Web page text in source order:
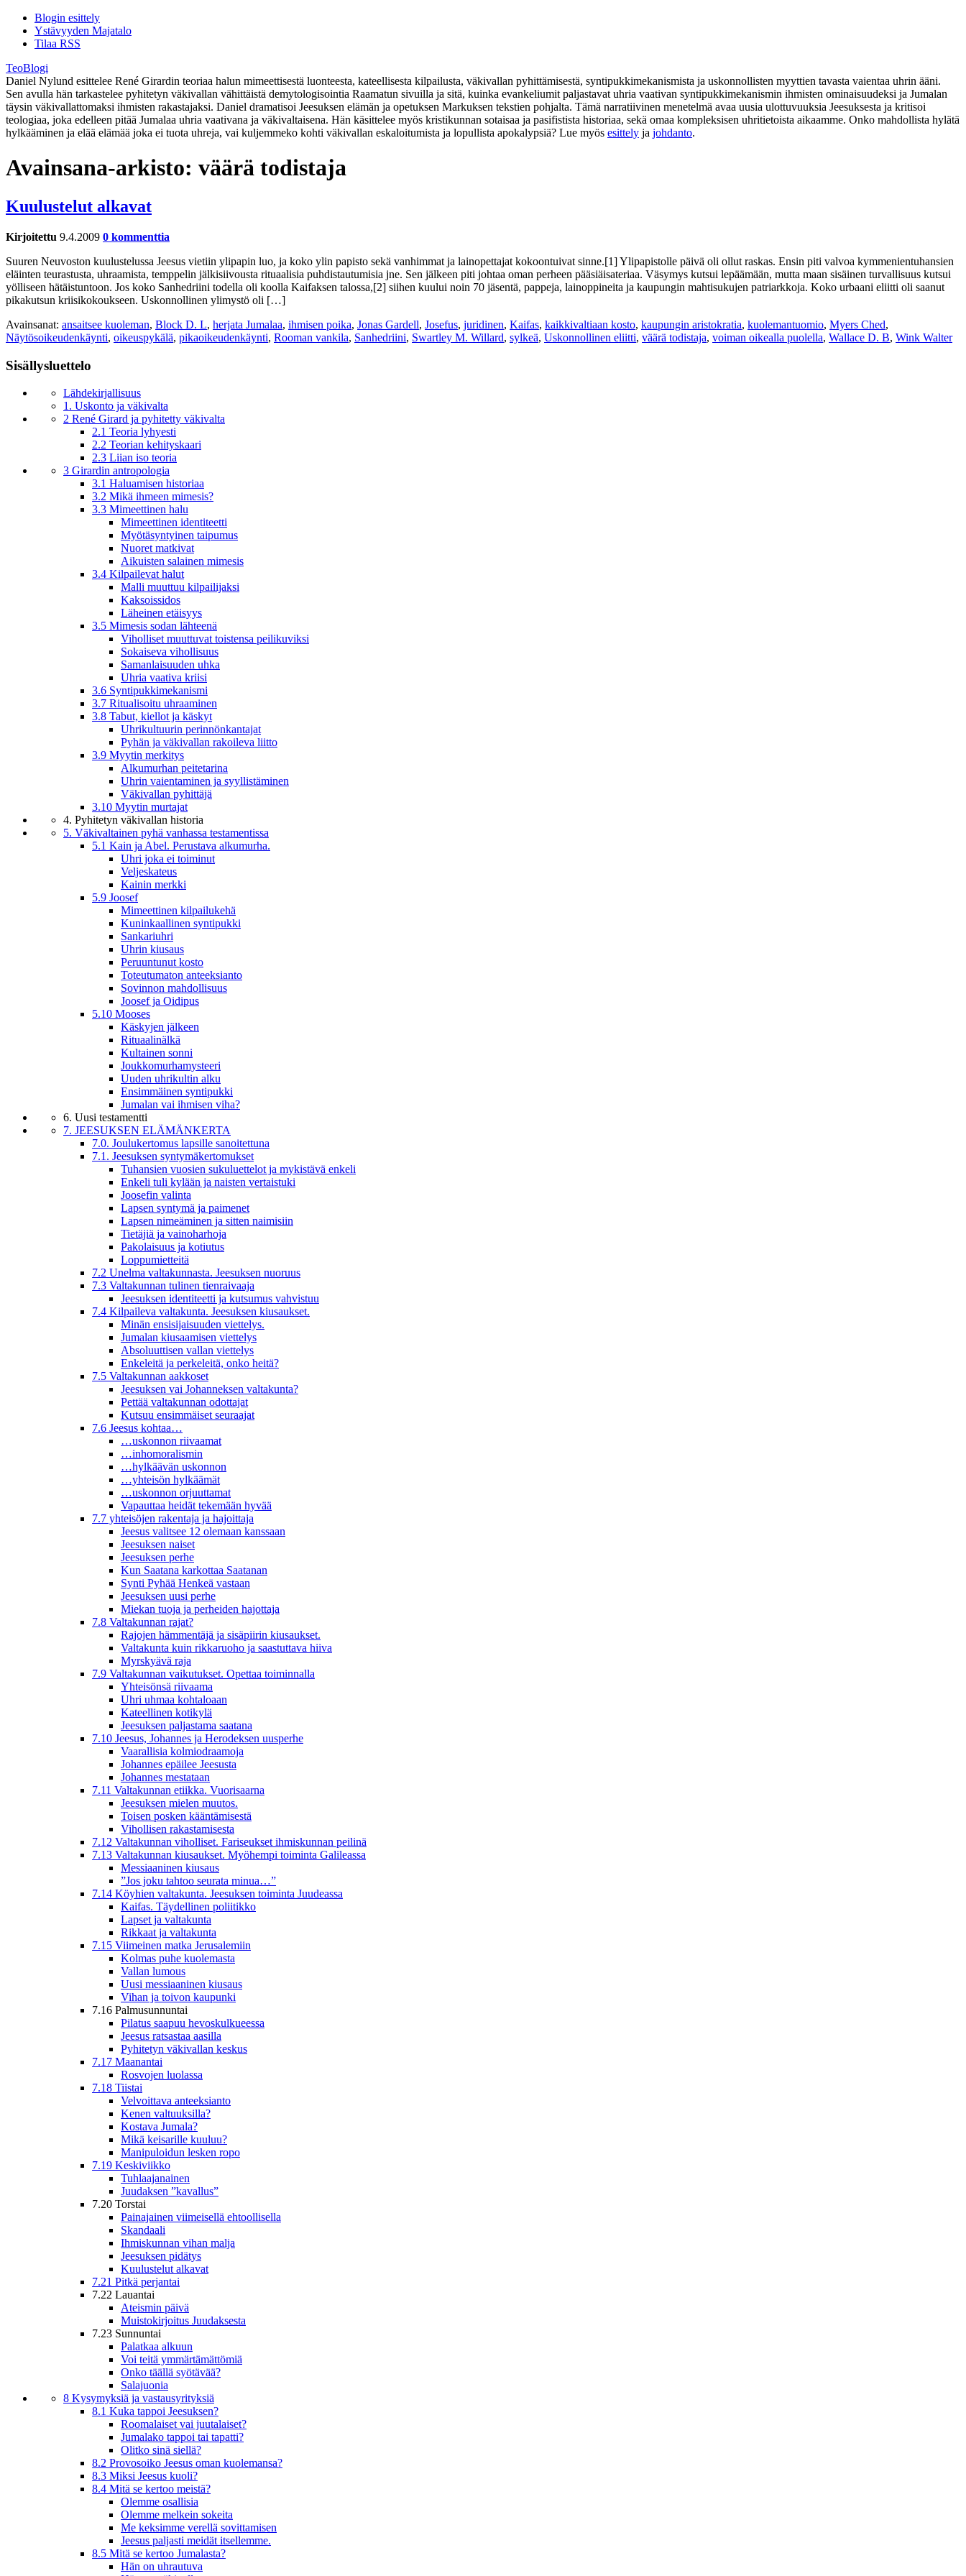
Blogin esittely
Ystävyyden Majatalo
Tilaa RSS
TeoBlogi
Daniel Nylund esittelee René Girardin teoriaa halun mimeettisestä luonteesta, kateellisesta kilpailusta, väkivallan pyhittämisestä, syntipukkimekanismista ja uskonnollisten myyttien tavasta vaientaa uhrin ääni.
Sen avulla hän tarkastelee pyhitetyn väkivallan vähittäistä demytologisointia Raamatun sivuilla ja sitä, kuinka evankeliumit paljastavat uhria vaativan syntipukkimekanismin ihmisten ominaisuudeksi ja Jumalan
täysin väkivallattomaksi ihmisten rakastajaksi. Daniel dramatisoi Jeesuksen elämän ja opetuksen Markuksen tekstien pohjalta. Tämä narratiivinen menetelmä avaa uusia ulottuvuuksia Jeesuksesta ja kritisoi
teologiaa, joka edelleen pitää Jumalaa uhria vaativana ja väkivaltaisena. Hän käsittelee myös kristikunnan sotaisaa ja pasifistista historiaa, sekä omaa kompleksisen uhritietoista aikaamme. Onko mahdollista hylätä
hylkääminen ja elää elämää joka ei tuota uhreja, vai kuljemmeko kohti väkivallan eskaloitumista ja lopullista apokalypsiä? Lue myös esittely ja johdanto.
Avainsana-arkisto: väärä todistaja
Kuulustelut alkavat
Kirjoitettu 9.4.2009 0 kommenttia
Suuren Neuvoston kuulustelussa Jeesus vietiin ylipapin luo, ja koko ylin papisto sekä vanhimmat ja lainopettajat kokoontuivat sinne.[1] Ylipapistolle päivä oli ollut raskas. Ensin piti valvoa kymmenientuhansien
eläinten teurastusta, uhraamista, temppelin jälkisiivousta rituaalisia puhdistautumisia jne. Sen jälkeen piti johtaa oman perheen pääsiäisateriaa. Väsymys kutsui lepäämään, mutta maan sisäinen turvallisuus kutsui
yölliseen hätäistuntoon. Jos koko Sanhedriini todella oli koolla Kaifaksen talossa,[2] siihen kuului noin 70 jäsentä, pappeja, lainoppineita ja kaupungin mahtisukujen patriarkkoja. Koko urbaani eliitti oli saanut
pikakutsun kriisikokoukseen. Uskonnollinen ylimystö oli […]
Avainsanat: ansaitsee kuoleman, Block D. L, herjata Jumalaa, ihmisen poika, Jonas Gardell, Josefus, juridinen, Kaifas, kaikkivaltiaan kosto, kaupungin aristokratia, kuolemantuomio, Myers Ched,
Näytösoikeudenkäynti, oikeuspykälä, pikaoikeudenkäynti, Rooman vankila, Sanhedriini, Swartley M. Willard, sylkeä, Uskonnollinen eliitti, väärä todistaja, voiman oikealla puolella, Wallace D. B, Wink Walter
Sisällysluettelo
Lähdekirjallisuus
1. Uskonto ja väkivalta
2 René Girard ja pyhitetty väkivalta
2.1 Teoria lyhyesti
2.2 Teorian kehityskaari
2.3 Liian iso teoria
3 Girardin antropologia
3.1 Haluamisen historiaa
3.2 Mikä ihmeen mimesis?
3.3 Mimeettinen halu
Mimeettinen identiteetti
Myötäsyntyinen taipumus
Nuoret matkivat
Aikuisten salainen mimesis
3.4 Kilpailevat halut
Malli muuttuu kilpailijaksi
Kaksoissidos
Läheinen etäisyys
3.5 Mimesis sodan lähteenä
Viholliset muuttuvat toistensa peilikuviksi
Sokaiseva vihollisuus
Samanlaisuuden uhka
Uhria vaativa kriisi
3.6 Syntipukkimekanismi
3.7 Ritualisoitu uhraaminen
3.8 Tabut, kiellot ja käskyt
Uhrikultuurin perinnönkantajat
Pyhän ja väkivallan rakoileva liitto
3.9 Myytin merkitys
Alkumurhan peitetarina
Uhrin vaientaminen ja syyllistäminen
Väkivallan pyhittäjä
3.10 Myytin murtajat
4. Pyhitetyn väkivallan historia
5. Väkivaltainen pyhä vanhassa testamentissa
5.1 Kain ja Abel. Perustava alkumurha.
Uhri joka ei toiminut
Veljeskateus
Kainin merkki
5.9 Joosef
Mimeettinen kilpailukehä
Kuninkaallinen syntipukki
Sankariuhri
Uhrin kiusaus
Peruuntunut kosto
Toteutumaton anteeksianto
Sovinnon mahdollisuus
Joosef ja Oidipus
5.10 Mooses
Käskyjen jälkeen
Rituaalinälkä
Kultainen sonni
Joukkomurhamysteeri
Uuden uhrikultin alku
Ensimmäinen syntipukki
Jumalan vai ihmisen viha?
6. Uusi testamentti
7. JEESUKSEN ELÄMÄNKERTA
7.0. Joulukertomus lapsille sanoitettuna
7.1. Jeesuksen syntymäkertomukset
Tuhansien vuosien sukuluettelot ja mykistävä enkeli
Enkeli tuli kylään ja naisten vertaistuki
Joosefin valinta
Lapsen syntymä ja paimenet
Lapsen nimeäminen ja sitten naimisiin
Tietäjiä ja vainoharhoja
Pakolaisuus ja kotiutus
Loppumietteitä
7.2 Unelma valtakunnasta. Jeesuksen nuoruus
7.3 Valtakunnan tulinen tienraivaaja
Jeesuksen identiteetti ja kutsumus vahvistuu
7.4 Kilpaileva valtakunta. Jeesuksen kiusaukset.
Minän ensisijaisuuden viettelys.
Jumalan kiusaamisen viettelys
Absoluuttisen vallan viettelys
Enkeleitä ja perkeleitä, onko heitä?
7.5 Valtakunnan aakkoset
Jeesuksen vai Johanneksen valtakunta?
Pettää valtakunnan odottajat
Kutsuu ensimmäiset seuraajat
7.6 Jeesus kohtaa…
…uskonnon riivaamat
…inhomoralismin
…hylkäävän uskonnon
…yhteisön hylkäämät
…uskonnon orjuuttamat
Vapauttaa heidät tekemään hyvää
7.7 yhteisöjen rakentaja ja hajoittaja
Jeesus valitsee 12 olemaan kanssaan
Jeesuksen naiset
Jeesuksen perhe
Kun Saatana karkottaa Saatanan
Synti Pyhää Henkeä vastaan
Jeesuksen uusi perhe
Miekan tuoja ja perheiden hajottaja
7.8 Valtakunnan rajat?
Rajojen hämmentäjä ja sisäpiirin kiusaukset.
Valtakunta kuin rikkaruoho ja saastuttava hiiva
Myrskyävä raja
7.9 Valtakunnan vaikutukset. Opettaa toiminnalla
Yhteisönsä riivaama
Uhri uhmaa kohtaloaan
Kateellinen kotikylä
Jeesuksen paljastama saatana
7.10 Jeesus, Johannes ja Herodeksen uusperhe
Vaarallisia kolmiodraamoja
Johannes epäilee Jeesusta
Johannes mestataan
7.11 Valtakunnan etiikka. Vuorisaarna
Jeesuksen mielen muutos.
Toisen posken kääntämisestä
Vihollisen rakastamisesta
7.12 Valtakunnan viholliset. Fariseukset ihmiskunnan peilinä
7.13 Valtakunnan kiusaukset. Myöhempi toiminta Galileassa
Messiaaninen kiusaus
”Jos joku tahtoo seurata minua…”
7.14 Köyhien valtakunta. Jeesuksen toiminta Juudeassa
Kaifas. Täydellinen poliitikko
Lapset ja valtakunta
Rikkaat ja valtakunta
7.15 Viimeinen matka Jerusalemiin
Kolmas puhe kuolemasta
Vallan lumous
Uusi messiaaninen kiusaus
Vihan ja toivon kaupunki
7.16 Palmusunnuntai
Pilatus saapuu hevoskulkueessa
Jeesus ratsastaa aasilla
Pyhitetyn väkivallan keskus
7.17 Maanantai
Rosvojen luolassa
7.18 Tiistai
Velvoittava anteeksianto
Kenen valtuuksilla?
Kostava Jumala?
Mikä keisarille kuuluu?
Manipuloidun lesken ropo
7.19 Keskiviikko
Tuhlaajanainen
Juudaksen ”kavallus”
7.20 Torstai
Painajainen viimeisellä ehtoollisella
Skandaali
Ihmiskunnan vihan malja
Jeesuksen pidätys
Kuulustelut alkavat
7.21 Pitkä perjantai
7.22 Lauantai
Ateismin päivä
Muistokirjoitus Juudaksesta
7.23 Sunnuntai
Palatkaa alkuun
Voi teitä ymmärtämättömiä
Onko täällä syötävää?
Salajuonia
8 Kysymyksiä ja vastausyrityksiä
8.1 Kuka tappoi Jeesuksen?
Roomalaiset vai juutalaiset?
Jumalako tappoi tai tapatti?
Olitko sinä siellä?
8.2 Provosoiko Jeesus oman kuolemansa?
8.3 Miksi Jeesus kuoli?
8.4 Mitä se kertoo meistä?
Olemme osallisia
Olemme melkein sokeita
Me keksimme verellä sovittamisen
Jeesus paljasti meidät itsellemme.
8.5 Mitä se kertoo Jumalasta?
Hän on uhrautuva